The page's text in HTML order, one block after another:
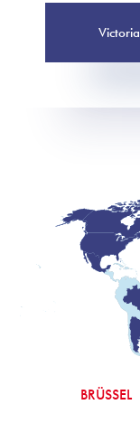
Victoria
BRÜSSEL